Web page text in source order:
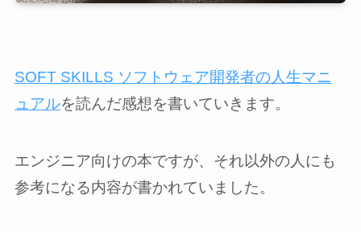
SOFT SKILLS ソフトウェア開発者の人生マニ
ュアルを読んだ感想を書いていきます。
エンジニア向けの本ですが、それ以外の人にも
参考になる内容が書かれていました。